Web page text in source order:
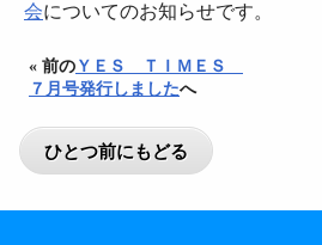
会についてのお知らせです。
« 前のＹＥＳ ＴＩＭＥＳ
７月号発行しましたへ